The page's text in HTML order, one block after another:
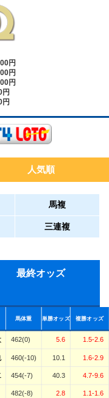
円
円
円
円
円
人気順
馬複
三連複
最終オッズ
馬体重 単勝オッズ 複勝オッズ
462(0) 5.6 1.5-2.6
460(-10) 10.1 1.6-2.9
454(-7) 40.3 4.7-9.6
482(-8) 2.8 1.1-1.6